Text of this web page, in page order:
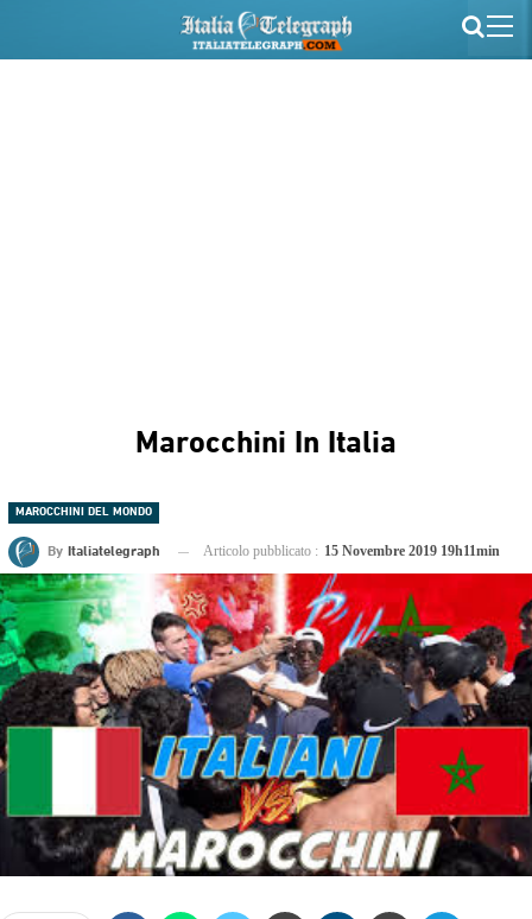
Marocchini In Italia
MAROCCHINI DEL MONDO
By Italiatelegraph Articolo pubblicato : 15 Novembre 2019 19h11min